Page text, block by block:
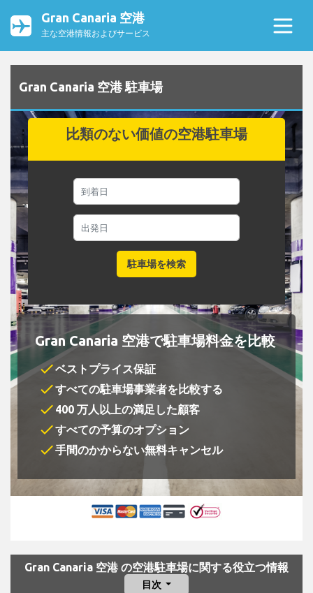
Gran Canaria 空港
主な空港情報およびサービス
Gran Canaria 空港 駐車場
比類のない価値の空港駐車場
Gran Canaria 空港で駐車場料金を比較
checkベストプライス保証
checkすべての駐車場事業者を比較する
check 400 万人以上の満足した顧客
checkすべての予算のオプション
check手間のかからない無料キャンセル
Gran Canaria 空港 の空港駐車場に関する役立つ情報
目次